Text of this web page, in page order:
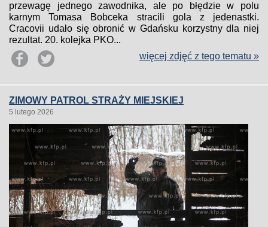
przewagę jednego zawodnika, ale po błędzie w polu
karnym Tomasa Bobceka stracili gola z jedenastki.
Cracovii udało się obronić w Gdańsku korzystny dla niej
rezultat. 20. kolejka PKO...
więcej zdjęć z tego tematu »
ZIMOWY PATROL STRAŻY MIEJSKIEJ
5 lutego 2026